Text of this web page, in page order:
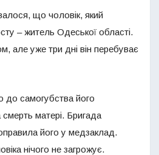
що чоловік, який
– житель Одеської області.
але уже три дні він перебуває
до самогубства його
матері. Бригада
його у медзаклад.
нічого не загрожує.